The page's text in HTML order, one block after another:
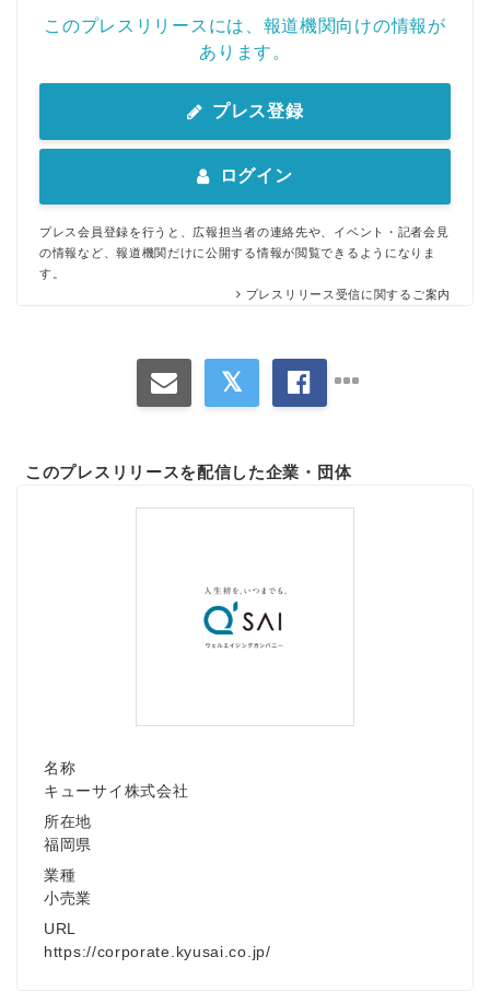
このプレスリリースには、報道機関向けの情報が
あります。
プレス登録
ログイン
プレス会員登録を行うと、広報担当者の連絡先や、イベント・記者会見
の情報など、報道機関だけに公開する情報が閲覧できるようになりま
す。
プレスリリース受信に関するご案内
このプレスリリースを配信した企業・団体
名称
キューサイ株式会社
所在地
福岡県
業種
小売業
URL
https://corporate.kyusai.co.jp/